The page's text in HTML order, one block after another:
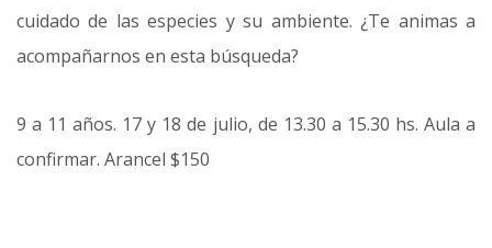
cuidado de las especies y su ambiente. ¿Te animas a
acompañarnos en esta búsqueda?
9 a 11 años. 17 y 18 de julio, de 13.30 a 15.30 hs. Aula a
confirmar. Arancel $150